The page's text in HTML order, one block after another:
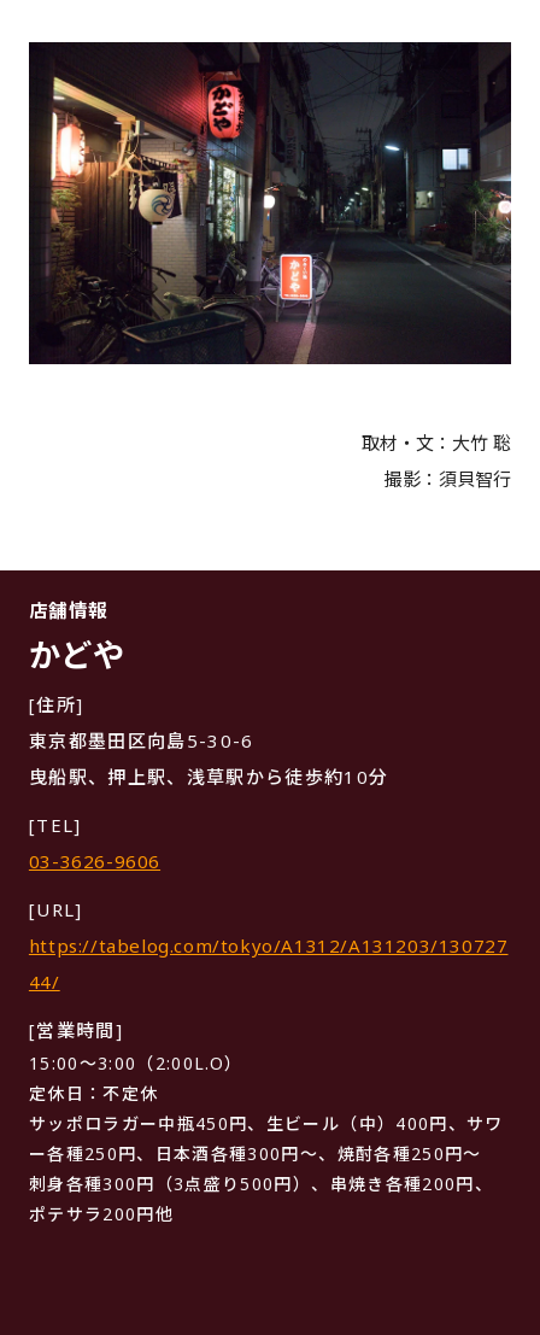
取材・文：大竹 聡
撮影：須貝智行
店舗情報
かどや
[住所]
東京都墨田区向島5-30-6
曳船駅、押上駅、浅草駅から徒歩約10分
[TEL]
03-3626-9606
[URL]
https://tabelog.com/tokyo/A1312/A131203/130727
44/
[営業時間]
15:00～3:00（2:00L.O）
定休日：不定休
サッポロラガー中瓶450円、生ビール（中）400円、サワ
ー各種250円、日本酒各種300円～、焼酎各種250円～
刺身各種300円（3点盛り500円）、串焼き各種200円、
ポテサラ200円他